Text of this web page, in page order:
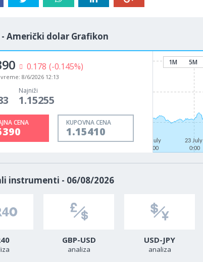
- Američki dolar Grafikon
0.178 (-0.145%)
vreme: 8/6/2026 12:13
Najniži
1.15255
CENA KUPOVNA CENA
1.15410
1M 5M
21 July
0:00
23 July
0:00
instrumenti - 06/08/2026
GBP-USD
analiza
USD-JPY
analiza